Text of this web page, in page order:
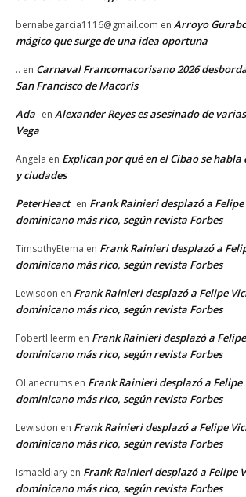
bernabegarcia1116@gmail.com en Arroyo
mágico que surge de una idea oportuna
.. en Carnaval Francomacorisano 2026
San Francisco de Macorís
Ada en Alexander Reyes es asesinado de
Vega
Angela en Explican por qué en el Cibao se habla
y ciudades
PeterHeact en Frank Rainieri desplazó a
dominicano más rico, según revista Forbes
TimsothyEtema en Frank Rainieri desplazó a
dominicano más rico, según revista Forbes
Lewisdon en Frank Rainieri desplazó a Felipe
dominicano más rico, según revista Forbes
FobertHeerm en Frank Rainieri desplazó a
dominicano más rico, según revista Forbes
OLanecrums en Frank Rainieri desplazó a Felipe
dominicano más rico, según revista Forbes
Lewisdon en Frank Rainieri desplazó a Felipe
dominicano más rico, según revista Forbes
Ismaeldiary en Frank Rainieri desplazó a Felipe
dominicano más rico, según revista Forbes